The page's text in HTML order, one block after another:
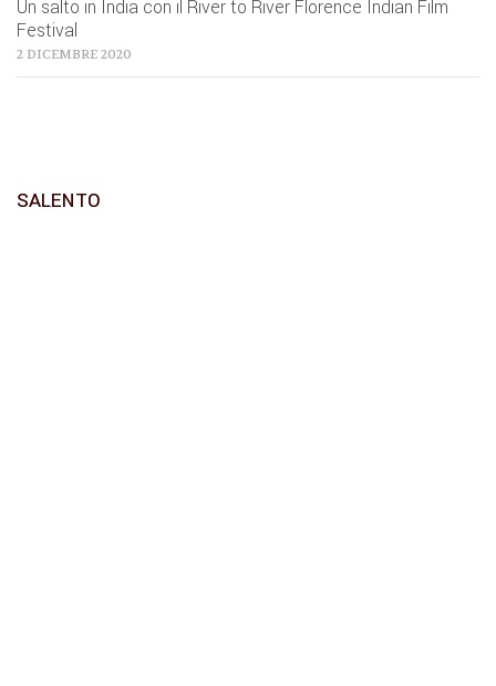
Un salto in India con il River to River Florence Indian Film
Festival
2 DICEMBRE 2020
SALENTO